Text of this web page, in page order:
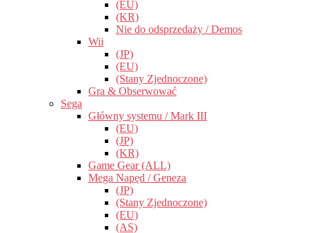
(EU)
(KR)
Nie do odsprzedaży / Demos
Wii
(JP)
(EU)
(Stany Zjednoczone)
Gra & Obserwować
Sega
Główny systemu / Mark III
(EU)
(JP)
(KR)
Game Gear (ALL)
Mega Napęd / Geneza
(JP)
(Stany Zjednoczone)
(EU)
(AS)